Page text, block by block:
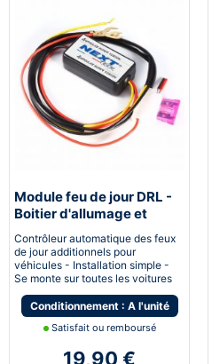
Module feu de jour DRL -
Boitier d'allumage et
extinction automatique
pour feux de jour Led
Contrôleur automatique des feux
de jour additionnels pour
véhicules - Installation simple -
Se monte sur toutes les voitures
Conditionnement : A l'unité
Satisfait ou remboursé
19,90 €